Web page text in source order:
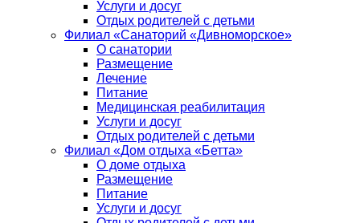
Услуги и досуг
Отдых родителей с детьми
Филиал «Санаторий «Дивноморское»
О санатории
Размещение
Лечение
Питание
Медицинская реабилитация
Услуги и досуг
Отдых родителей с детьми
Филиал «Дом отдыха «Бетта»
О доме отдыха
Размещение
Питание
Услуги и досуг